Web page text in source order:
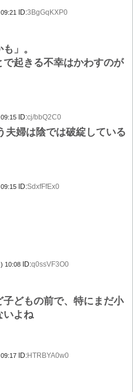
ID:3BgGqKXP0
」。
起きる不幸はかわすのが
ID:cj/bbQ2C0
夫婦は陰では破綻している
ID:SdxfFfEx0
10:08 ID:q0ssVF3O0
どもの前で、特にまだ小
いよね
ID:HTRBYA0w0